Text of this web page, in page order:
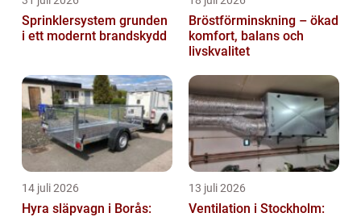
Sprinklersystem grunden
i ett modernt brandskydd
Bröstförminskning – ökad
komfort, balans och
livskvalitet
14 juli 2026
Hyra släpvagn i Borås:
13 juli 2026
Ventilation i Stockholm: